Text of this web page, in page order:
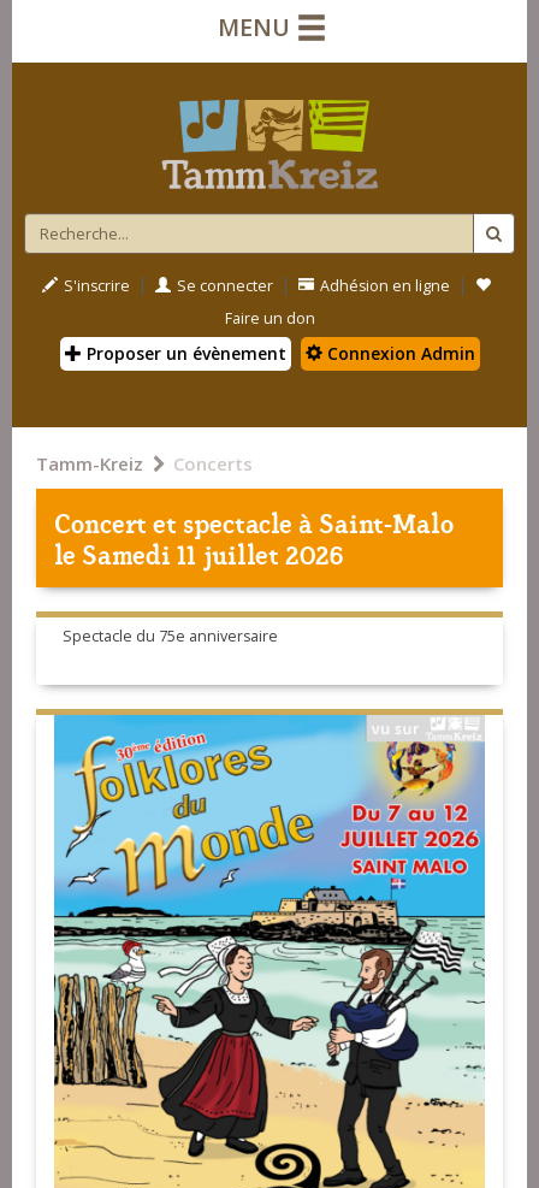
MENU
S'inscrire | Se connecter | Adhésion en ligne |
Faire un don
Proposer un évènement Connexion Admin
Tamm-Kreiz Concerts
Concert et spectacle àSaint-Malo
le Samedi 11 juillet 2026
Spectacle du 75e anniversaire